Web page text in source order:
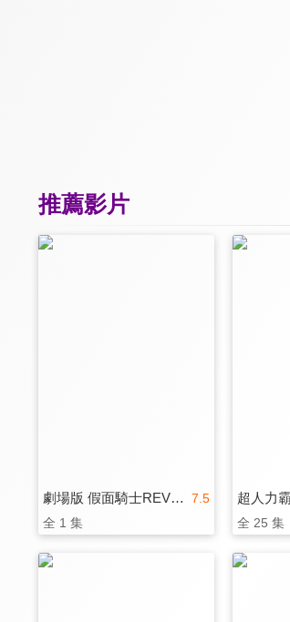
推薦影片
7.5
劇場版 假面騎士REVICE Battle Familia(中文版)
全 1 集 全 25 集